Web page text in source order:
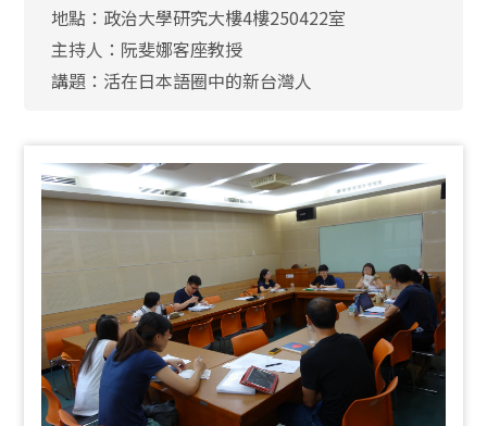
地點：政治大學研究大樓4樓250422室
主持人：阮斐娜客座教授
講題：活在日本語圈中的新台灣人